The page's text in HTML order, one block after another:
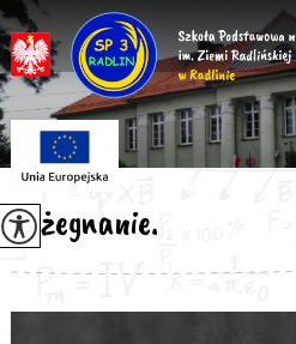
Pożegnanie.